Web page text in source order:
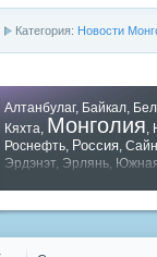
Категория: Новости
Алтанбулаг, Байкал
Кяхта Монголия
Роснефть Россия
Эрдэнэт, Эрлянь